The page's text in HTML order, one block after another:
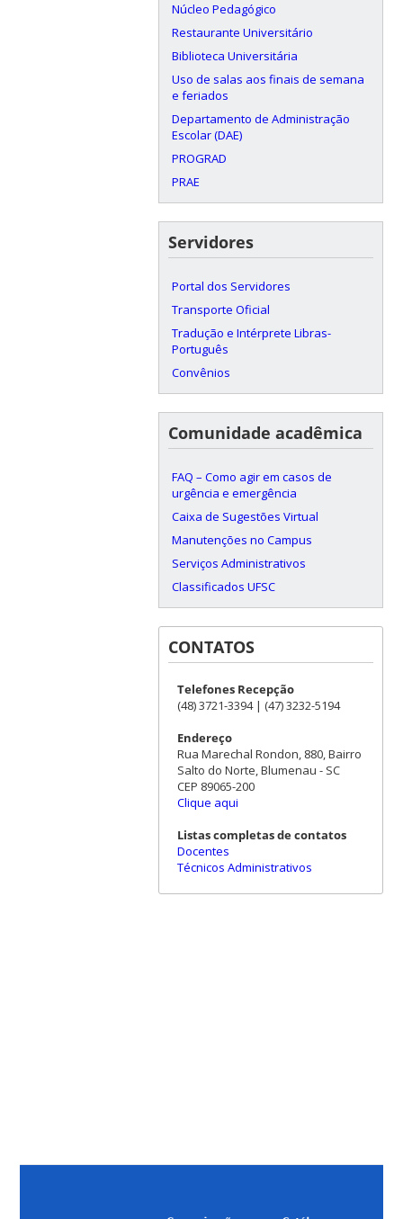
Núcleo Pedagógico
Restaurante Universitário
Biblioteca Universitária
Uso de salas aos finais de semana
e feriados
Departamento de Administração
Escolar (DAE)
PROGRAD
PRAE
Servidores
Portal dos Servidores
Transporte Oficial
Tradução e Intérprete Libras-
Português
Convênios
Comunidade acadêmica
FAQ – Como agir em casos de
urgência e emergência
Caixa de Sugestões Virtual
Manutenções no Campus
Serviços Administrativos
Classificados UFSC
CONTATOS
Telefones Recepção
(48) 3721-3394 | (47) 3232-5194
Endereço
Rua Marechal Rondon, 880, Bairro
Salto do Norte, Blumenau - SC
CEP 89065-200
Clique aqui
Listas completas de contatos
Docentes
Técnicos Administrativos